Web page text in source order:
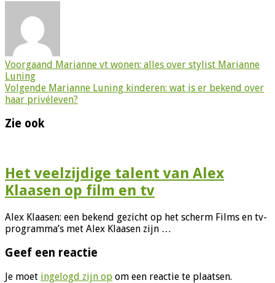
Voorgaand Marianne vt wonen: alles over stylist Marianne
Luning
Volgende Marianne Luning kinderen: wat is er bekend over
haar privéleven?
Zie ook
Het veelzijdige talent van Alex
Klaasen op film en tv
Alex Klaasen: een bekend gezicht op het scherm Films en tv-
programma’s met Alex Klaasen zijn …
Geef een reactie
Je moet ingelogd zijn op om een reactie te plaatsen.